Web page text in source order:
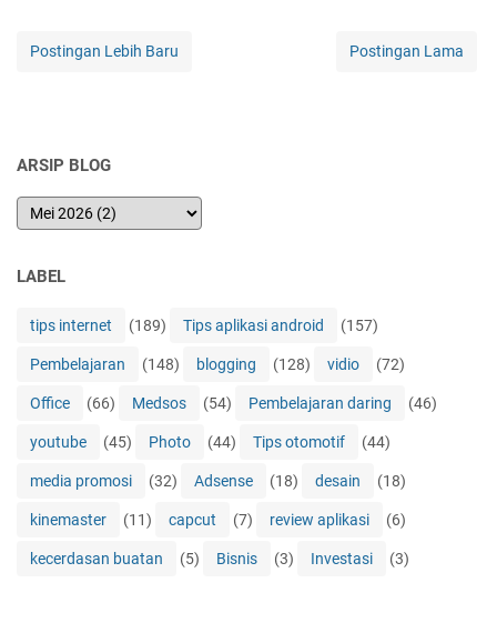
Postingan Lebih Baru Postingan Lama
ARSIP BLOG
LABEL
tips internet (189) Tips aplikasi android (157)
Pembelajaran (148) blogging (128) vidio (72)
Office (66) Medsos (54) Pembelajaran daring (46)
youtube (45) Photo (44) Tips otomotif (44)
media promosi (32) Adsense (18) desain (18)
kinemaster (11) capcut (7) review aplikasi (6)
kecerdasan buatan (5) Bisnis (3) Investasi (3)